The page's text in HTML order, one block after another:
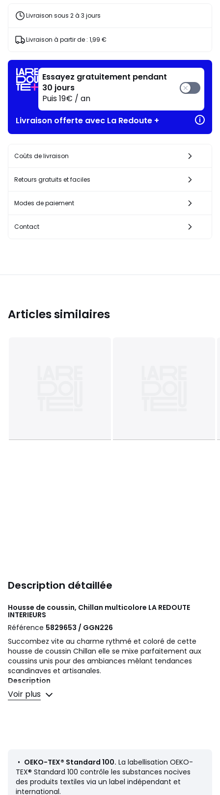
articles
J'en
Livraison sous 2 à 3 jours
Livraison à partir de : 1,99 €
Essayez gratuitement pendant
30 jours
Puis 19€ / an
Livraison offerte avec La Redoute +
Coûts de livraison
Retours gratuits et faciles
Modes de paiement
Contact
Articles similaires
Description détaillée
Housse de coussin, Chillan multicolore LA REDOUTE
INTERIEURS
Référence 5829653 / GGN226
Succombez vite au charme rythmé et coloré de cette
housse de coussin Chillan elle se mixe parfaitement aux
coussins unis pour des ambiances mêlant tendances
scandinaves et artisanales.
Description
• Tissage pur coton, façon kilim
• Recto motif géométrique, verso uni
Retrouvez le coussin de garnissage Terra sur le site
Voir plus
• OEKO-TEX® Standard 100. La labellisation OEKO-
TEX® Standard 100 contrôle les substances nocives
des produits textiles via un label indépendant et
international.